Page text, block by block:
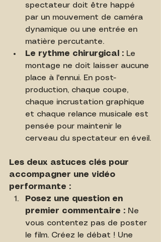
spectateur doit être happé
par un mouvement de caméra
dynamique ou une entrée en
matière percutante.
Le rythme chirurgical : Le
montage ne doit laisser aucune
place à l'ennui. En post-
production, chaque coupe,
chaque incrustation graphique
et chaque relance musicale est
pensée pour maintenir le
cerveau du spectateur en éveil.
Les deux astuces clés pour
accompagner une vidéo
performante :
Posez une question en
premier commentaire : Ne
vous contentez pas de poster
le film. Créez le débat ! Une